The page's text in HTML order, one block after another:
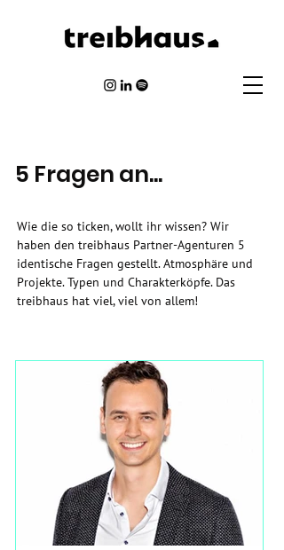
5 Fragen an...
Wie die so ticken, wollt ihr wissen? Wir
haben den treibhaus Partner-Agenturen 5
identische Fragen gestellt. Atmosphäre und
Projekte. Typen und Charakterköpfe. Das
treibhaus hat viel, viel von allem!